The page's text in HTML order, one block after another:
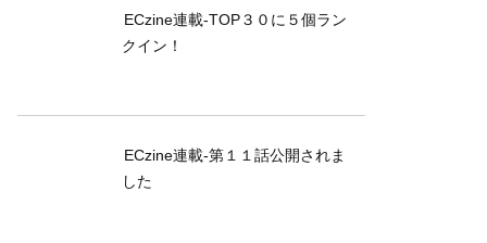
ECzine連載-TOP３０に５個ラン
クイン！
ECzine連載-第１１話公開されま
した